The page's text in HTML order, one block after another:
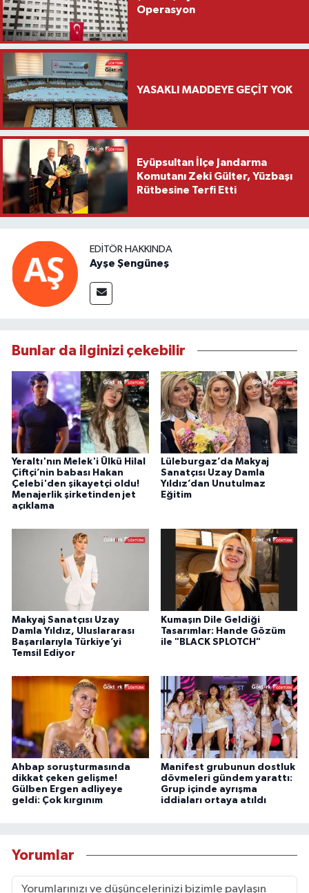
Operasyon
YASAKLI MADDEYE GEÇİT YOK
Eyüpsultan İlçe Jandarma
Komutanı Zeki Gülter, Yüzbaşı
Rütbesine Terfi Etti
EDITÖR HAKKINDA
Ayşe Şengüneş
Bunlar da ilginizi çekebilir
Yeraltı'nın Melek'i Ülkü Hilal
Çiftçi’nin babası Hakan
Çelebi'den şikayetçi oldu!
Menajerlik şirketinden jet
açıklama
Lüleburgaz’da Makyaj
Sanatçısı Uzay Damla
Yıldız’dan Unutulmaz
Eğitim
Makyaj Sanatçısı Uzay
Damla Yıldız, Uluslararası
Başarılarıyla Türkiye’yi
Temsil Ediyor
Kumaşın Dile Geldiği
Tasarımlar: Hande Gözüm
ile "BLACK SPLOTCH"
Ahbap soruşturmasında
dikkat çeken gelişme!
Gülben Ergen adliyeye
geldi: Çok kırgınım
Manifest grubunun dostluk
dövmeleri gündem yarattı:
Grup içinde ayrışma
iddiaları ortaya atıldı
Yorumlar